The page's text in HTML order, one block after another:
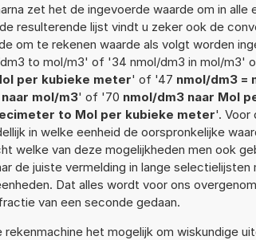
zet het de ingevoerde waarde om in alle
resulterende lijst vindt u zeker ook de
om te rekenen waarde als volgt worden
to mol/m3' of '34 nmol/dm3 in mol/m3'
per kubieke meter' of '47 nmol/dm3 =
mol/m3' of '70 nmol/dm3 naar Mol
to Mol per kubieke meter'. Voor
in welke eenheid de oorspronkelijke
welke van deze mogelijkheden men ook
de juiste vermelding in lange
Dat alles wordt voor ons
van een seconde gedaan.
rekenmachine het mogelijk om wiskundige